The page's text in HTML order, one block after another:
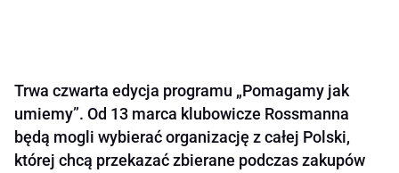
Trwa czwarta edycja programu „Pomagamy jak
umiemy”. Od 13 marca klubowicze Rossmanna
będą mogli wybierać organizację z całej Polski,
której chcą przekazać zbierane podczas zakupów